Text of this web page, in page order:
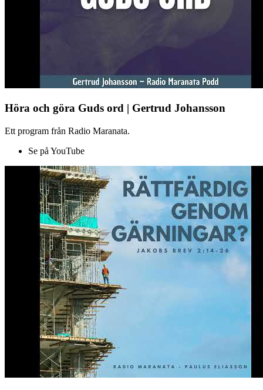
Höra och göra Guds ord | Gertrud Johansson
Ett program från Radio Maranata.
Se på YouTube